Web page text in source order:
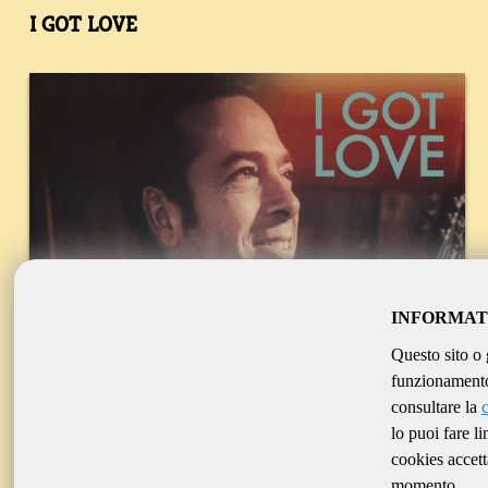
I GOT LOVE
Questo sito o
consultare la
lo puoi fare
cookies